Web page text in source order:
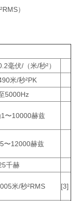
）
毫伏/（米/秒²）
米/秒²PK
5000Hz
1〜10000赫兹
〜12000赫兹
千赫
米/秒²RMS [3]